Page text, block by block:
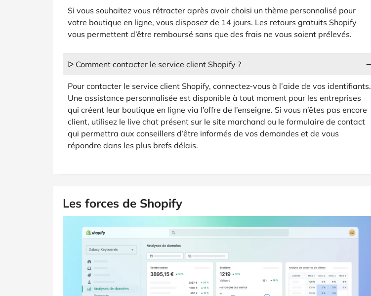
Si vous souhaitez vous rétracter après avoir choisi un thème personnalisé pour
votre boutique en ligne, vous disposez de 14 jours. Les retours gratuits Shopify
vous permettent d’être remboursé sans que des frais ne vous soient prélevés.
ᐅ Comment contacter le service client Shopify ?
Pour contacter le service client Shopify, connectez-vous à l’aide de vos identifiants.
Une assistance personnalisée est disponible à tout moment pour les entreprises
qui créent leur boutique en ligne via l’offre de l’enseigne. Si vous n’êtes pas encore
client, utilisez le live chat présent sur le site marchand ou le formulaire de contact
qui permettra aux conseillers d’être informés de vos demandes et de vous
répondre dans les plus brefs délais.
Les forces de Shopify